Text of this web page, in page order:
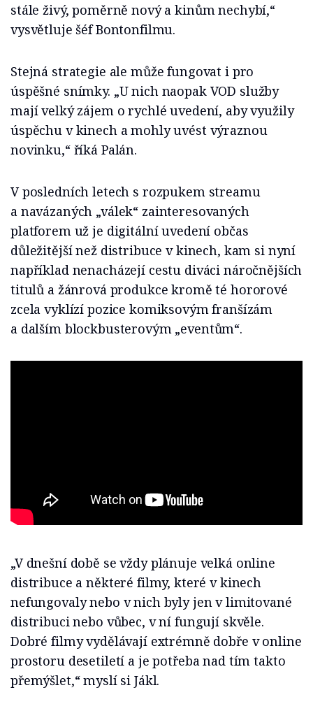
stále živý, poměrně nový a kinům nechybí,“
vysvětluje šéf Bontonfilmu.
Stejná strategie ale může fungovat i pro
úspěšné snímky. „U nich naopak VOD služby
mají velký zájem o rychlé uvedení, aby využily
úspěchu v kinech a mohly uvést výraznou
novinku,“ říká Palán.
V posledních letech s rozpukem streamu
a navázaných „válek“ zainteresovaných
platforem už je digitální uvedení občas
důležitější než distribuce v kinech, kam si nyní
například nenacházejí cestu diváci náročnějších
titulů a žánrová produkce kromě té hororové
zcela vyklízí pozice komiksovým franšízám
a dalším blockbusterovým „eventům“.
„V dnešní době se vždy plánuje velká online
distribuce a některé filmy, které v kinech
nefungovaly nebo v nich byly jen v limitované
distribuci nebo vůbec, v ní fungují skvěle.
Dobré filmy vydělávají extrémně dobře v online
prostoru desetiletí a je potřeba nad tím takto
přemýšlet,“ myslí si Jákl.